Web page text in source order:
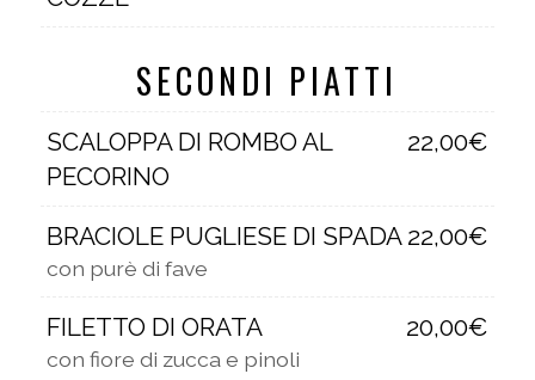
SECONDI PIATTI
SCALOPPA DI ROMBO AL
PECORINO
22,00€
BRACIOLE PUGLIESE DI SPADA 22,00€
con purè di fave
FILETTO DI ORATA 20,00€
con fiore di zucca e pinoli